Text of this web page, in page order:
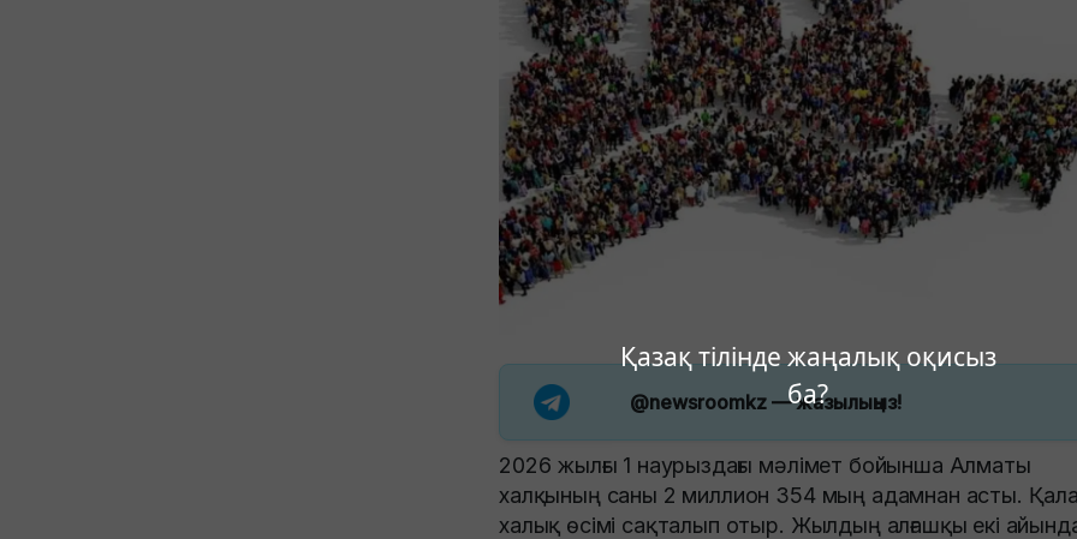
Қазақ тілінде жаңалық оқисыз
ба?
@newsroomkz— жазылыңыз!
2026 жылғы 1 наурыздағы мәлімет бойынша Алматы
халқының саны 2 миллион 354 мың адамнан асты.
халық өсімі сақталып отыр. Жылдың алғашқы екі